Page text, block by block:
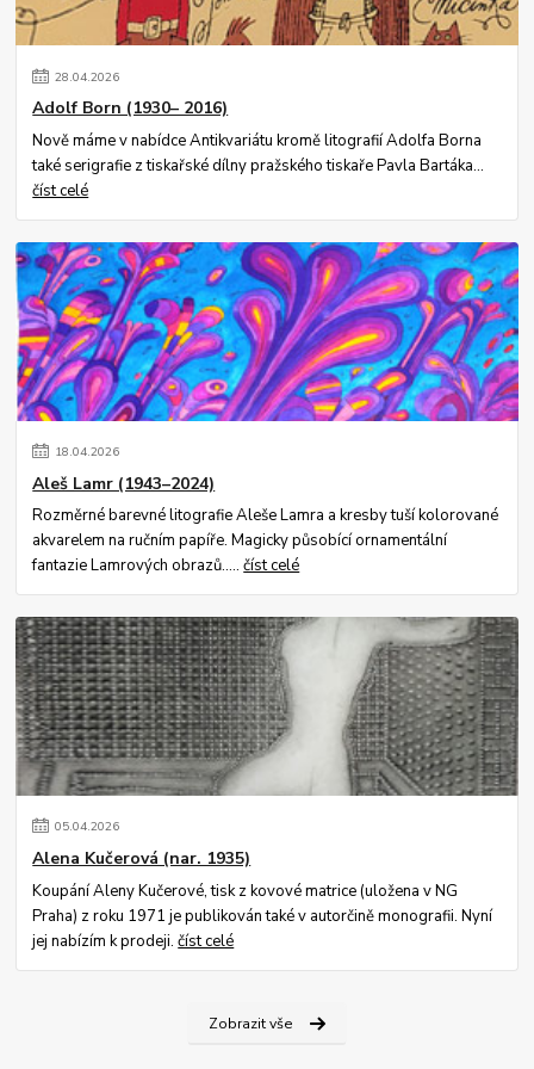
28.04.2026
Adolf Born (1930– 2016)
Nově máme v nabídce Antikvariátu kromě litografií Adolfa Borna
také serigrafie z tiskařské dílny pražského tiskaře Pavla Bartáka...
číst celé
18.04.2026
Aleš Lamr (1943–2024)
Rozměrné barevné litografie Aleše Lamra a kresby tuší kolorované
akvarelem na ručním papíře. Magicky působící ornamentální
fantazie Lamrových obrazů.....číst celé
05.04.2026
Alena Kučerová (nar. 1935)
Koupání Aleny Kučerové, tisk z kovové matrice (uložena v NG
Praha) z roku 1971 je publikován také v autorčině monografii. Nyní
jej nabízím k prodeji.číst celé
Zobrazit vše